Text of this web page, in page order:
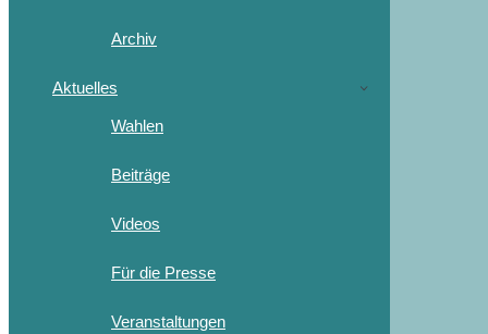
Archiv
Aktuelles
Wahlen
Beiträge
Videos
Für die Presse
Veranstaltungen